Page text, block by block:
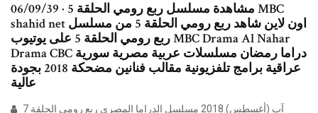
06/09/39 · مشاهدة مسلسل ربع رومي الحلقة 5 MBC
shahid net اون لاين شاهد ربع رومي الحلقة 5 من مسلسل
ربع رومي الحلقة 5 على يوتيوب MBC Drama Al Nahar
Drama CBC دراما رمضان مسلسلات عربية مصرية سورية
عراقية برامج تلفزيونية مقالب فنانين مضحكة 2018 بجودة
عالية
7 آب (أغسطس) 2018 مسلسل الدراما المصري ربع رومي الحلقة